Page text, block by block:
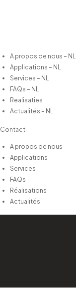
A propos de nous – NL
Applications – NL
Services – NL
FAQs – NL
Realisaties
Actualités – NL
Contact
A propos de nous
Applications
Services
FAQs
Réalisations
Actualités